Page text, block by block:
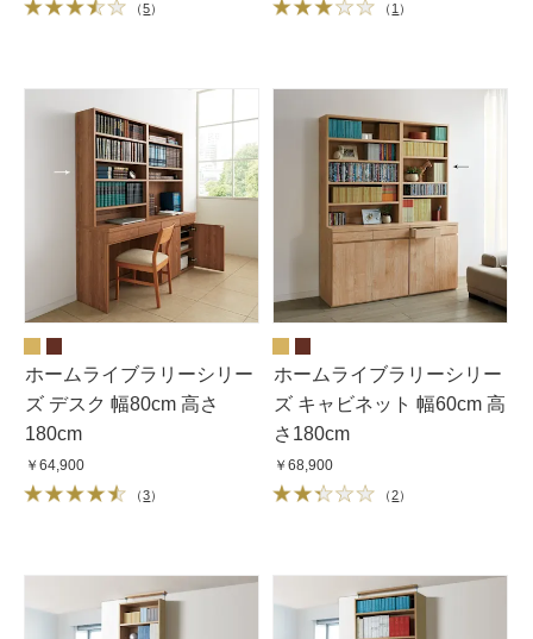
（5） （ 1 ）
ホームライブラリーシリー
ズ デスク 幅80cm 高さ
180cm
￥64,900
（3）
ホームライブラリーシリー
ズ キャビネット 幅60cm 高
さ180cm
￥68,900
（2）